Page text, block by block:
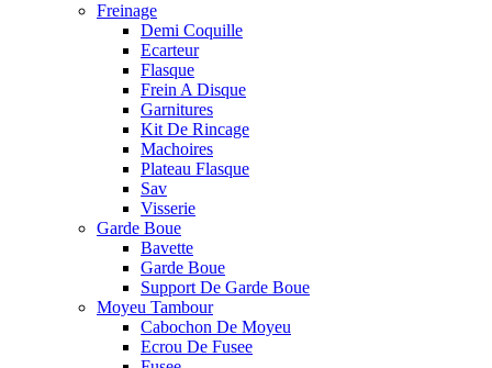
Freinage
Demi Coquille
Ecarteur
Flasque
Frein A Disque
Garnitures
Kit De Rincage
Machoires
Plateau Flasque
Sav
Visserie
Garde Boue
Bavette
Garde Boue
Support De Garde Boue
Moyeu Tambour
Cabochon De Moyeu
Ecrou De Fusee